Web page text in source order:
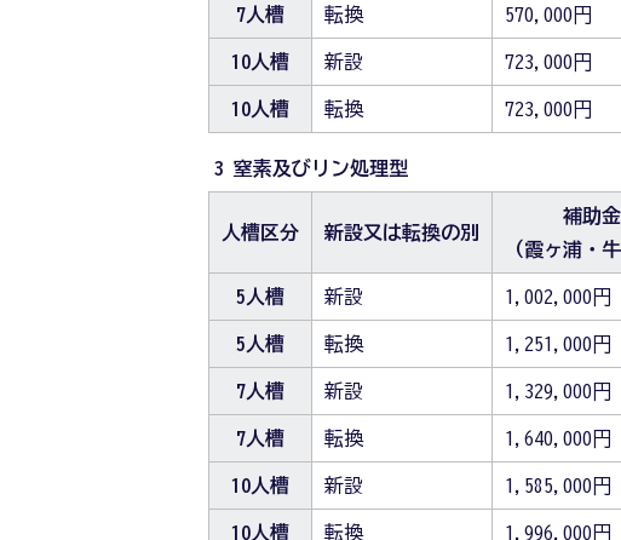
7人槽 転換 570,000円
10人槽 新設 723,000円
10人槽 転換 723,000円
3 窒素及びリン処理型
人槽区分 新設又は転換の別
補助
（霞ヶ浦・
5人槽 新設 1,002,000円
5人槽 転換 1,251,000円
7人槽 新設 1,329,000円
7人槽 転換 1,640,000円
10人槽 新設 1,585,000円
10人槽 転換 1,996,000円